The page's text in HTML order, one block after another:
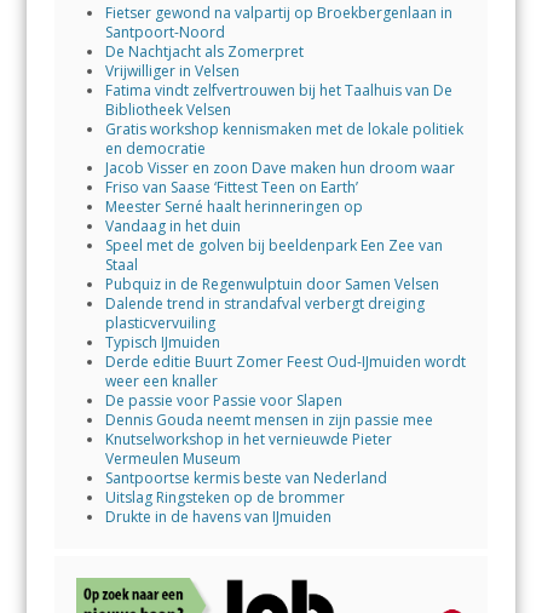
Fietser gewond na valpartij op Broekbergenlaan in
Santpoort-Noord
De Nachtjacht als Zomerpret
Vrijwilliger in Velsen
Fatima vindt zelfvertrouwen bij het Taalhuis van De
Bibliotheek Velsen
Gratis workshop kennismaken met de lokale politiek
en democratie
Jacob Visser en zoon Dave maken hun droom waar
Friso van Saase ‘Fittest Teen on Earth’
Meester Serné haalt herinneringen op
Vandaag in het duin
Speel met de golven bij beeldenpark Een Zee van
Staal
Pubquiz in de Regenwulptuin door Samen Velsen
Dalende trend in strandafval verbergt dreiging
plasticvervuiling
Typisch IJmuiden
Derde editie Buurt Zomer Feest Oud-IJmuiden wordt
weer een knaller
De passie voor Passie voor Slapen
Dennis Gouda neemt mensen in zijn passie mee
Knutselworkshop in het vernieuwde Pieter
Vermeulen Museum
Santpoortse kermis beste van Nederland
Uitslag Ringsteken op de brommer
Drukte in de havens van IJmuiden